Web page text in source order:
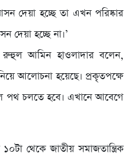
দেয়া হচ্ছে তা এখন পরিষ্কার
হচ্ছে না।’
রুহুল আমিন হাওলাদার বলেন,
আলোচনা হয়েছে। প্রকৃতপক্ষে
পথ চলতে হবে। এখানে আবেগে
থেকে জাতীয় সমাজতান্ত্রিক